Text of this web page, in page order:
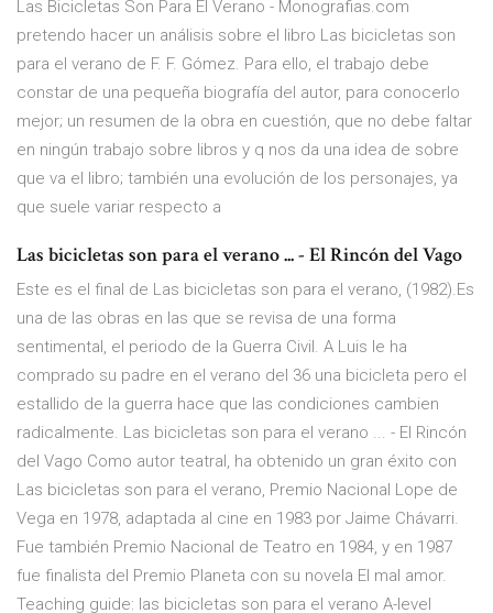
Las Bicicletas Son Para El Verano - Monografias.com
pretendo hacer un análisis sobre el libro Las bicicletas son
para el verano de F. F. Gómez. Para ello, el trabajo debe
constar de una pequeña biografía del autor, para conocerlo
mejor; un resumen de la obra en cuestión, que no debe faltar
en ningún trabajo sobre libros y q nos da una idea de sobre
que va el libro; también una evolución de los personajes, ya
que suele variar respecto a
Las bicicletas son para el verano ... - El Rincón del Vago
Este es el final de Las bicicletas son para el verano, (1982).Es
una de las obras en las que se revisa de una forma
sentimental, el periodo de la Guerra Civil. A Luis le ha
comprado su padre en el verano del 36 una bicicleta pero el
estallido de la guerra hace que las condiciones cambien
radicalmente. Las bicicletas son para el verano ... - El Rincón
del Vago Como autor teatral, ha obtenido un gran éxito con
Las bicicletas son para el verano, Premio Nacional Lope de
Vega en 1978, adaptada al cine en 1983 por Jaime Chávarri.
Fue también Premio Nacional de Teatro en 1984, y en 1987
fue finalista del Premio Planeta con su novela El mal amor.
Teaching guide: las bicicletas son para el verano A-level